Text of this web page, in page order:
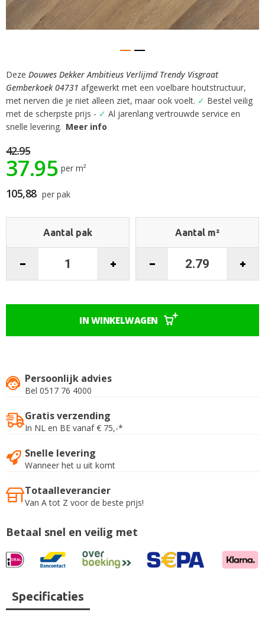
Ga
naar
het
begin
van
afbeeldingen-
gallerij
Deze Douwes Dekker Ambitieus Verlijmd Trendy Visgraat
Gemberkoek 04731 afgewerkt met een voelbare houtstructuur,
met nerven die je niet alleen ziet, maar ook voelt. ✓ Bestel veilig
met de scherpste prijs - ✓ Al jarenlang vertrouwde service en
snelle levering. Meer info
42.95
37.95 per m²
105,88 per pak
Aantal pak Aantal m²
IN WINKELWAGEN
Persoonlijk advies
Bel 0517 76 4000
Gratis verzending
In NL en BE vanaf € 75,-*
Snelle levering
Wanneer het u uit komt
Totaalleverancier
Van A tot Z voor de beste prijs!
Betaal snel en veilig met
Specificaties